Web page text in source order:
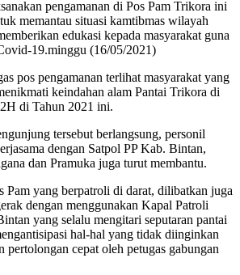
pengamanan di Pos Pam Trikora ini
memantau situasi kamtibmas wilayah
edukasi kepada masyarakat guna
19.minggu (16/05/2021)
pos pengamanan terlihat masyarakat yang
keindahan alam Pantai Trikora di
di Tahun 2021 ini.
tersebut berlangsung, personil
dengan Satpol PP Kab. Bintan,
dan Pramuka juga turut membantu.
Pam yang berpatroli di darat, dilibatkan juga
dengan menggunakan Kapal Patroli
yang selalu mengitari seputaran pantai
hal-hal yang tidak diinginkan
pertolongan cepat oleh petugas gabungan